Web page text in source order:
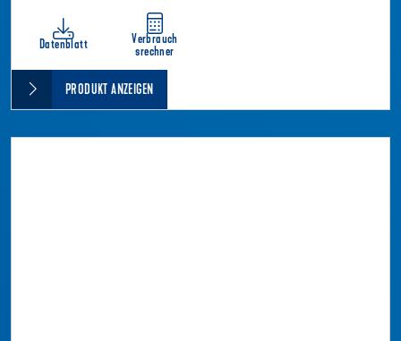
Datenblatt
Verbrauch
srechner
PRODUKT ANZEIGEN